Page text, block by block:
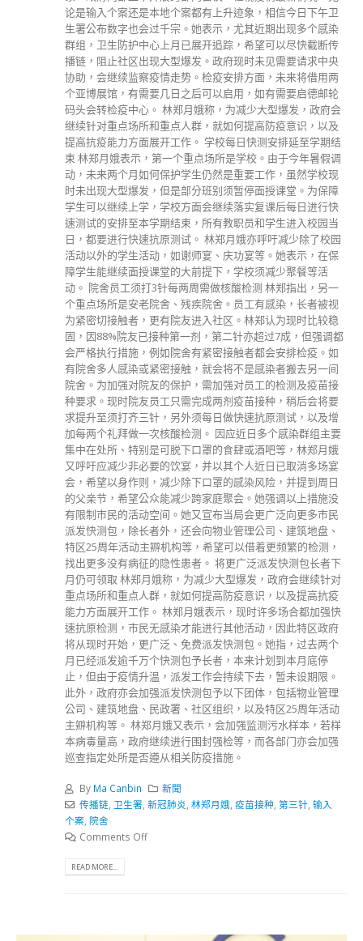
论是输入个案还是本地个案都有上升迹象，相信今日下午卫
生署公布数字也会过千宗。她表示，尤其近期出现多个感染
群组，卫生防护中心上月已展开追踪，希望可以尽快截断传
播链，阻止社区出现大型爆发。政府现时未见需要请求中央
协助，会继续监察疫情走势。检疫安排方面，未来将借用两
个亚博展馆，有需要几日之后可以启用，如有需要启德邮轮
码头会转检疫中心。 林郑月娥称，为减少大型爆发，政府会
继续针对重点场所和重点人群，就如何提高防疫意识，以及
提高抗疫能力方面展开工作。 学校每日快测安排延至学期结
束 林郑月娥表示，第一个重点场所是学校。由于今年暑假调
动，未来两个月如何保护学生仍然是重要工作，虽然学校现
时未出现大型爆发，但是部分班别须暂停面授课堂。为保障
学生可以继续上学，学校方面会继续落实复课后每日进行快
速测试的安排至本学期结束，所有教职员和学生进入校园当
日，都要进行快速抗原测试。 林郑月娥亦呼吁减少除了校园
活动以外的学生活动，如谢师宴、庆功宴等。她表示，在保
障学生能继续面授课堂的大前提下，学校须减少聚餐等活
动。 院舍员工须打3针每两周需做核酸检测 林郑指出，另一
个重点场所是安老院舍、残疾院舍。员工有感染，长者被视
为紧密切接触者，更有院友进入社区。林郑认为现时比较稳
固，因88%院友已接种第一剂，第二针亦超过7成，但强调都
会严格执行措施，例如院舍有紧密接触者都会安排检疫。如
有院舍多人感染或紧密接触，就会将不是感染者搬去另一间
院舍。为加强对院友的保护，需加强对员工的检测及疫苗接
种要求。现时院友员工只需完成两剂疫苗接种，稍后会将要
求提升至须打齐三针，另外须每日做快速抗原测试，以及增
加每两个礼拜做一次核酸检测。 因应近日多个感染群组主要
集中在处所、特别是可脱下口罩的食肆或酒吧等，林郑月娥
又呼吁应减少非必要的饮宴，并以其个人近日已取消多场宴
会，希望以身作则，减少除下口罩的感染风险，并提到周日
的父亲节，希望公众能减少跨家庭聚会。她强调以上措施没
有限制市民的活动空间。她又宣布当局会更广泛向更多市民
派发快测包，除长者外，还会向物业管理公司、建筑地盘、
特区25周年活动主辧机构等，希望可以借着更频繁的检测，
找出更多没有病征的隐性患者。 将更广泛派发快测包长者下
月仍可领取 林郑月娥称，为减少大型爆发，政府会继续针对
重点场所和重点人群，就如何提高防疫意识，以及提高抗疫
能力方面展开工作。 林郑月娥表示，现时许多场合都加强快
速抗原检测，市民无感染才能进行其他活动，因此特区政府
将从现时开始，更广泛、免费派发快测包。她指，过去两个
月已经派发逾千万个快测包予长者，本来计划到本月底停
止，但由于疫情升温，派发工作会持续下去，暂未设期限。
此外，政府亦会加强派发快测包予以下团体，包括物业管理
公司、建筑地盘、民政署、社区组织，以及特区25周年活动
主辧机构等。 林郑月娥又表示，会加强监测污水样本，若样
本病毒量高，政府继续进行围封强检等，而各部门亦会加强
巡查指定处所是否遵从相关防疫措施。
By Ma Canbin
新聞
传播链, 卫生署, 新冠肺炎, 林郑月娥, 疫苗接种, 第三针, 输入
个案, 院舍
Comments Off
READ MORE...